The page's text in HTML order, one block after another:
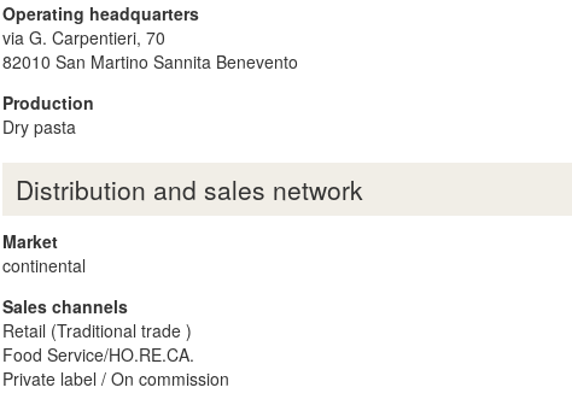
Operating headquarters
via G. Carpentieri, 70
82010 San Martino Sannita Benevento
Production
Dry pasta
Distribution and sales network
Market
continental
Sales channels
Retail (Traditional trade )
Food Service/HO.RE.CA.
Private label / On commission